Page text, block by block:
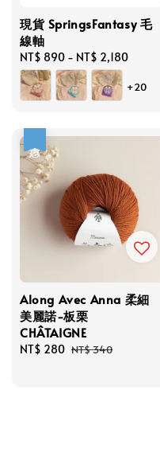
現貨 SpringsFantasy 毛
線軸
Regular
price
NT$ 890 - NT$ 2,180
+20
Along Avec Anna 柔細
美麗諾-板栗
CHÂTAIGNE
Sale
NT$ 280 Regular
NT$ 340